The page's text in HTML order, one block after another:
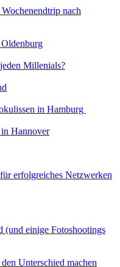
nach
Millenials?
in Hamburg
Hannover
erfolgreiches Netzwerken
(und einige Fotoshootings
Unterschied machen